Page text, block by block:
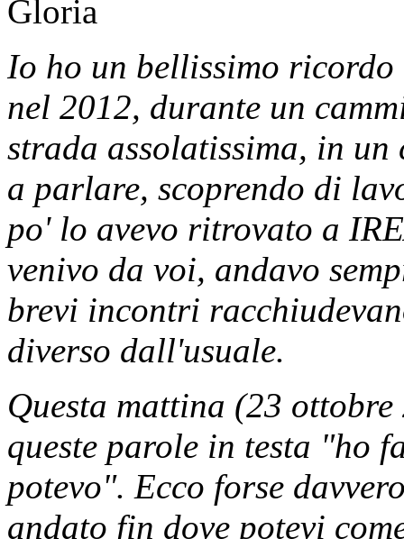
Gloria
Io ho un bellissimo
nel 2012, durante un
strada assolatissima, in un
a parlare, scoprendo di
po' lo avevo ritrovato a
venivo da voi, andavo
brevi incontri
diverso dall'usuale.
Questa mattina (23
queste parole in testa "ho
potevo". Ecco forse
andato fin dove potevi